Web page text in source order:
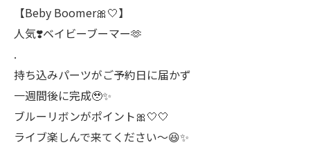
【Beby Boomer🎀‎🤍】
人気❣️ベイビーブーマー🫶
.
持ち込みパーツがご予約日に届かず
一週間後に完成🥹✨
ブルーリボンがポイント🎀‎🤍‎🤍
ライブ楽しんで来てください～😆✨